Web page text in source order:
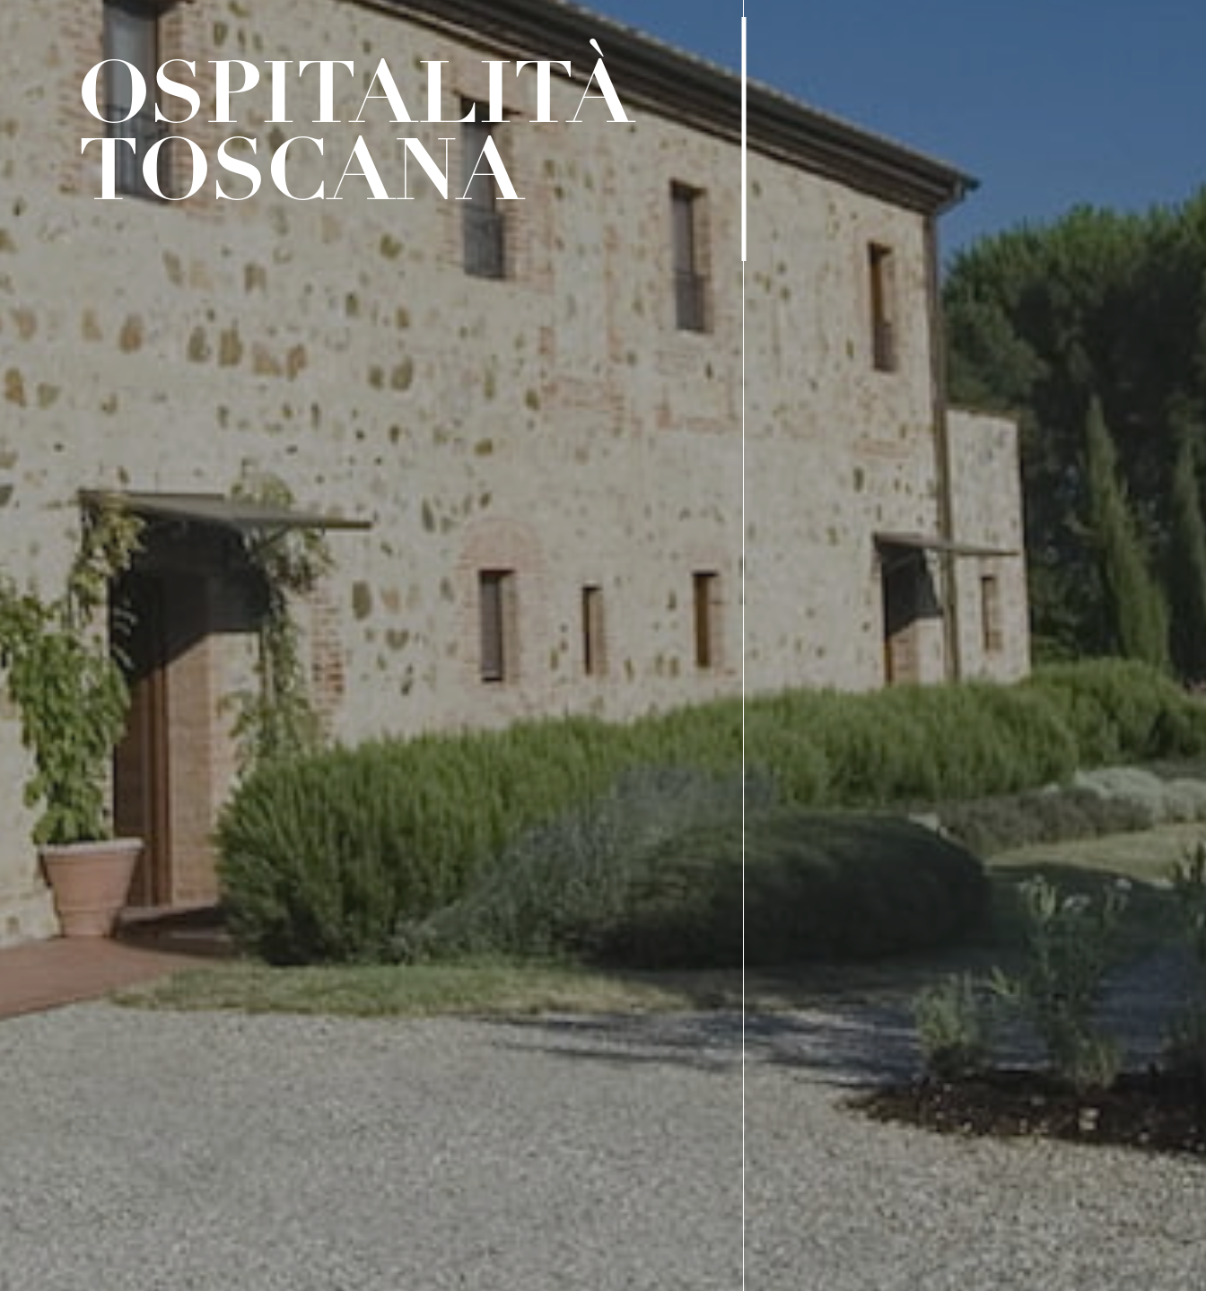
OSPITALITÀ
TOSCANA